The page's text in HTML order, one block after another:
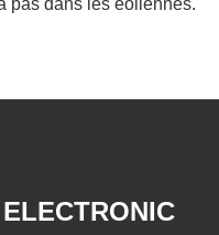
pas dans les éoliennes.